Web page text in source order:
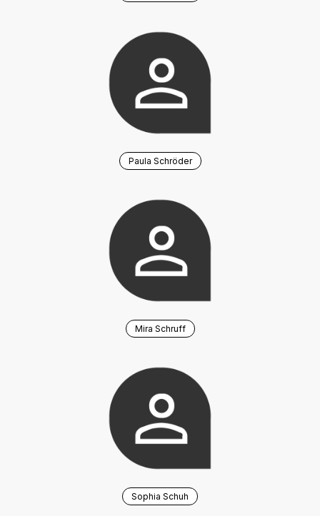
Paula Schröder
Mira Schruff
Sophia Schuh